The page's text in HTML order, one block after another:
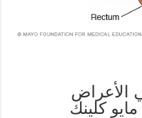
الأعراض